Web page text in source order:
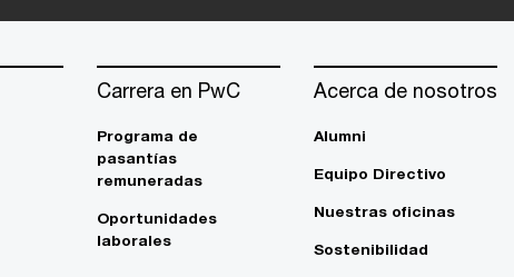
Carrera en PwC
Programa de
pasantías
remuneradas
Oportunidades
laborales
Acerca de nosotros
Alumni
Equipo Directivo
Nuestras oficinas
Sostenibilidad